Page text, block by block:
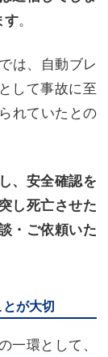
す。
は、自動ブレ
して事故に至
れていたとの
、安全確認を
し死亡させた
・ご依頼いた
が大切
環として、